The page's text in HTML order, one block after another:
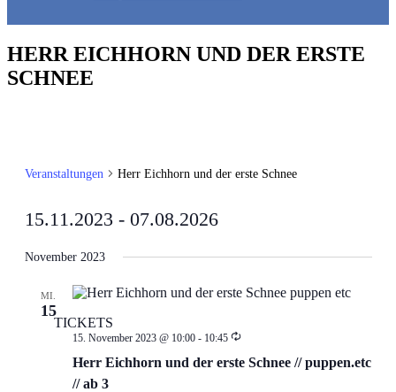
HERR EICHHORN UND DER ERSTE
SCHNEE
Veranstaltungen Herr Eichhorn und der erste Schnee
15.11.2023 - 07.08.2026
wählen.
November 2023
MI.
15
TICKETS
15. November 2023 @ 10:00- 10:45 Wiederholung
Herr Eichhorn und der erste Schnee // puppen.etc
// ab 3